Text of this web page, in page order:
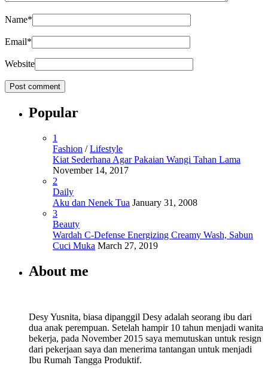
Name*
Email*
Website
Popular
1
Fashion /Lifestyle
Kiat Sederhana Agar Pakaian Wangi Tahan Lama
November 14, 2017
2
Daily
Aku dan Nenek Tua January 31, 2008
3
Beauty
Wardah C-Defense Energizing Creamy Wash, Sabun
Cuci Muka March 27, 2019
About me
Desy Yusnita, biasa dipanggil Desy adalah seorang ibu dari
dua anak perempuan. Setelah hampir 10 tahun menjadi wanita
bekerja, pada November 2015 saya memutuskan untuk resign
dari pekerjaan saya dan menerima tantangan untuk menjadi
Ibu Rumah Tangga Produktif.